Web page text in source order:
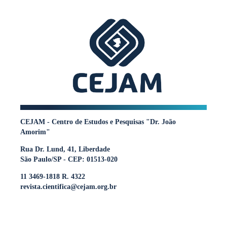
CEJAM - Centro de Estudos e Pesquisas "Dr. João
Amorim"
Rua Dr. Lund, 41, Liberdade
São Paulo/SP - CEP: 01513-020
11 3469-1818 R. 4322
revista.cientifica@cejam.org.br